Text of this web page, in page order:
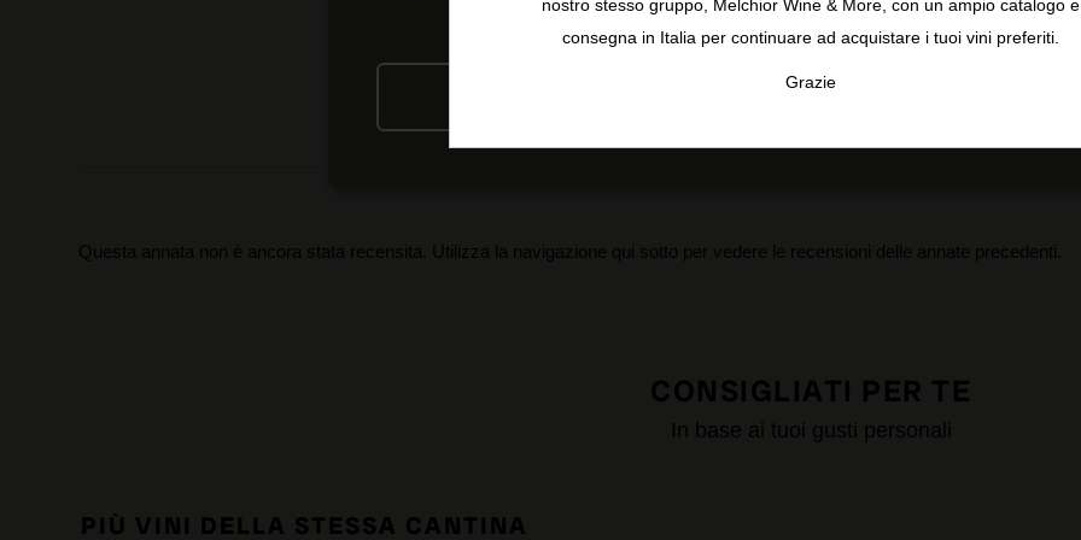
0 recensioni
4
3
Annate: 2023 2022 2021 2020
Questa annata non è ancora stata recensita. Utilizza la navigazione qui sotto per vedere le recensioni delle annate precedenti.
CONSIGLIATI PER TE
In base ai tuoi gusti personali
PIÙ VINI DELLA STESSA CANTINA
nostro stesso gruppo, Melchior Wine & More, con un ampio catalogo e
consegna in Italia per continuare ad acquistare i tuoi vini preferiti.
Grazie